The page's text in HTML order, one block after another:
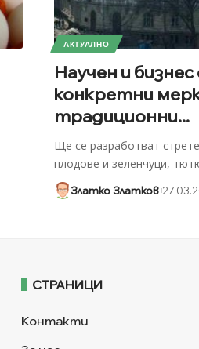
АКТУАЛНО
Научен и
конкретни
традиционни...
Ще се разработват
плодове и зеленчуци,
Златко Златков
СТРАНИЦИ
Контакти